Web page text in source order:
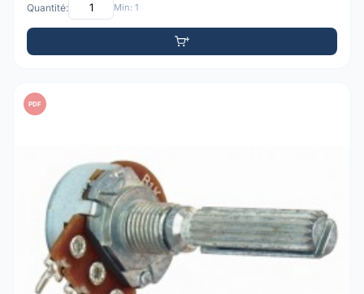
Quantité: Min: 1
PDF